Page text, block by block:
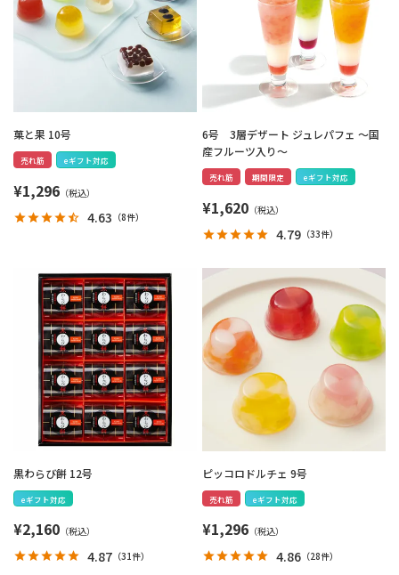
菓と果 10号
売れ筋 eギフト対応
¥1,296
4.63 （8件）
6号 3層デザート ジュレパフェ ～国
産フルーツ入り～
売れ筋 期間限定 eギフト対応
¥1,620
4.79 （33件）
黒わらび餅 12号
eギフト対応
¥2,160
4.87 （31件）
ピッコロドルチェ 9号
売れ筋 eギフト対応
¥1,296
4.86 （28件）